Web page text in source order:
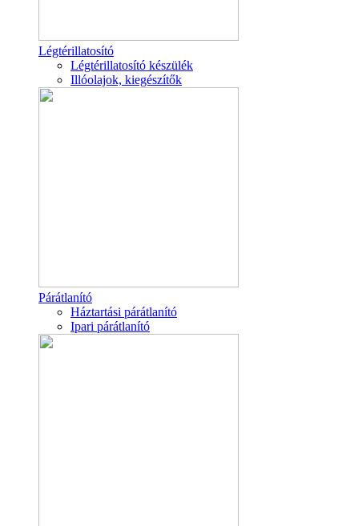
Légtérillatosító
Légtérillatosító készülék
Illóolajok, kiegészítők
Párátlanító
Háztartási párátlanító
Ipari párátlanító